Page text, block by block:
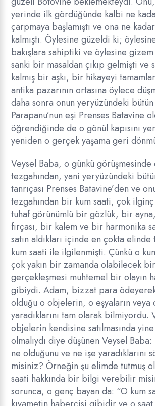
yerinde ilk gördüğünde kalbi ne
çarpmaya başlamıştı ve ona ne
kalmıştı. Öylesine güzeldi ki;
bakışlara sahiptiki ve öylesine
sanki bir masaldan çıkıp gelmişti ve
kalmış bir aşkı, bir hikayeyi
antika pazarının ortasına öylece
daha sonra onun yeryüzündeki
Parapanu’nun eşi Prenses Batavine
öğrendiğinde de o gönül kapısını
yeniden o gerçek yaşama geri
Veysel Baba, o günkü görüşmesinde
tezgahından, yani yeryüzündeki
tanrıçası Prenses Batavine’den ve
tezgahından bir kum saati, çok
tuhaf görünümlü bir gözlük, bir
fırçası, bir kalem ve bir harmonika
satın aldıkları içinde en çokta
kum saati ile ilgilenmişti. Çünkü o
çok yakın bir zamanda olabilecek
gerçekleşmesi muhtemel bir olayın
gibiydi. Adam, bizzat para ödeyerek
olduğu o objelerin, o eşyaların veya
yaradıklarını tam olarak bilmiyordu.
objelerin kendisine satılmasında
olmalıydı diye düşünen Veysel Baba:
ne olduğunu ve ne işe yaradıklarını
misiniz? Örneğin şu elimde tutmuş
saati hakkında bir bilgi verebilir
sorunca, o genç bayan da: “O kum